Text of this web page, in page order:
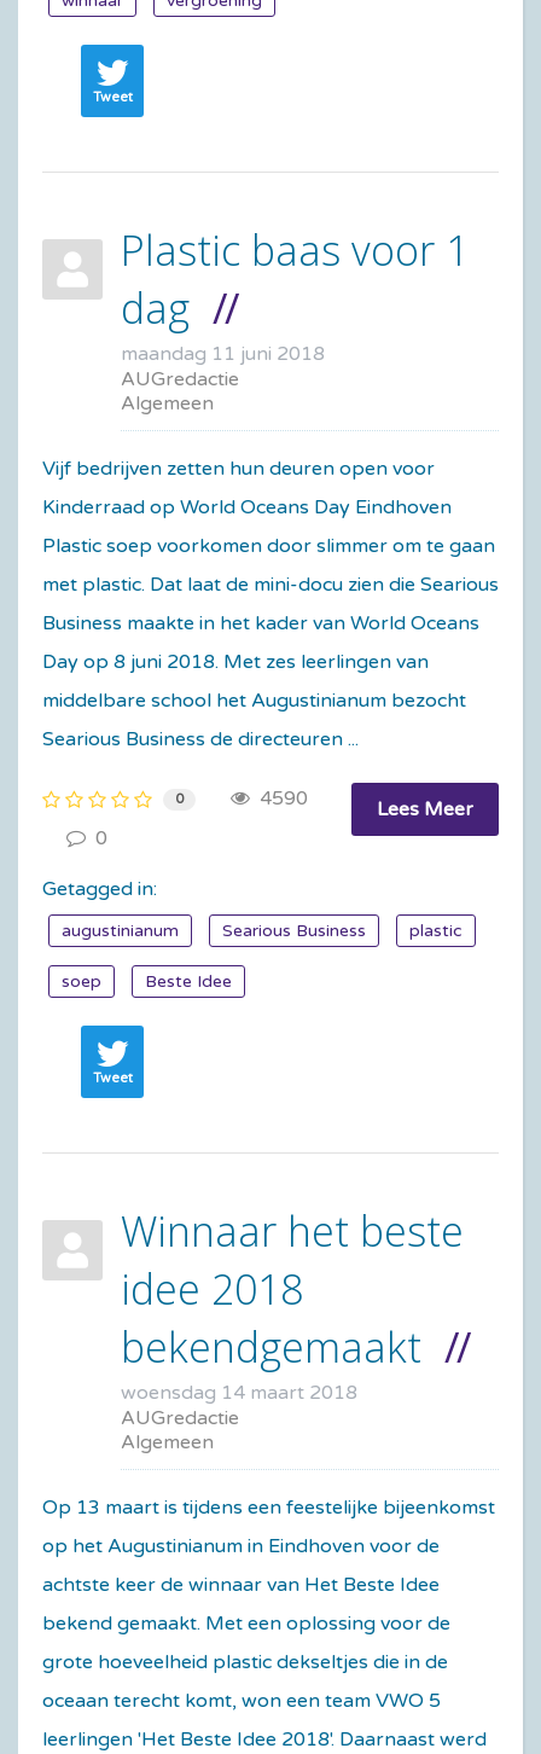
Tweet
Plastic baas voor 1
dag
maandag 11 juni 2018
AUGredactie
Algemeen
Vijf bedrijven zetten hun deuren open voor
Kinderraad op World Oceans Day Eindhoven
Plastic soep voorkomen door slimmer om te gaan
met plastic. Dat laat de mini-docu zien die Searious
Business maakte in het kader van World Oceans
Day op 8 juni 2018. Met zes leerlingen van
middelbare school het Augustinianum bezocht
Searious Business de directeuren ...
Lees Meer
0
4590
0
Getagged in:
augustinianum Searious Business plastic
soep Beste Idee
Tweet
Winnaar het beste
idee 2018
bekendgemaakt
woensdag 14 maart 2018
AUGredactie
Algemeen
​Op 13 maart is tijdens een feestelijke bijeenkomst
op het Augustinianum in Eindhoven voor de
achtste keer de winnaar van Het Beste Idee
bekend gemaakt. Met een oplossing voor de
grote hoeveelheid plastic dekseltjes die in de
oceaan terecht komt, won een team VWO 5
leerlingen 'Het Beste Idee 2018'. Daarnaast werd